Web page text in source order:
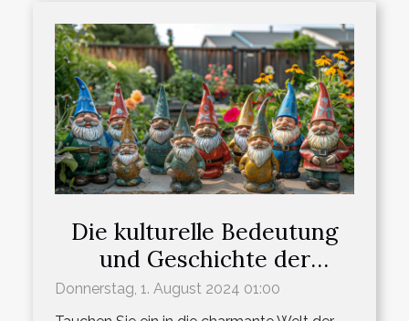
Die kulturelle Bedeutung
und Geschichte der
Gartenzwerge in
Deutschland
Donnerstag, 1. August 2024 01:00